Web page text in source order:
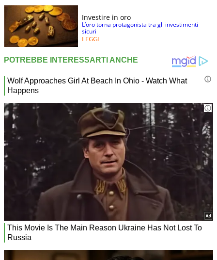
Investire in oro
L’oro torna protagonista tra gli investimenti
sicuri
LEGGI